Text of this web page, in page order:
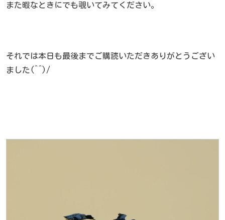
また暇なときにでも覗いてみてください。
それでは本日も最後までご購読いただきありがとうござい
ました(^^)/